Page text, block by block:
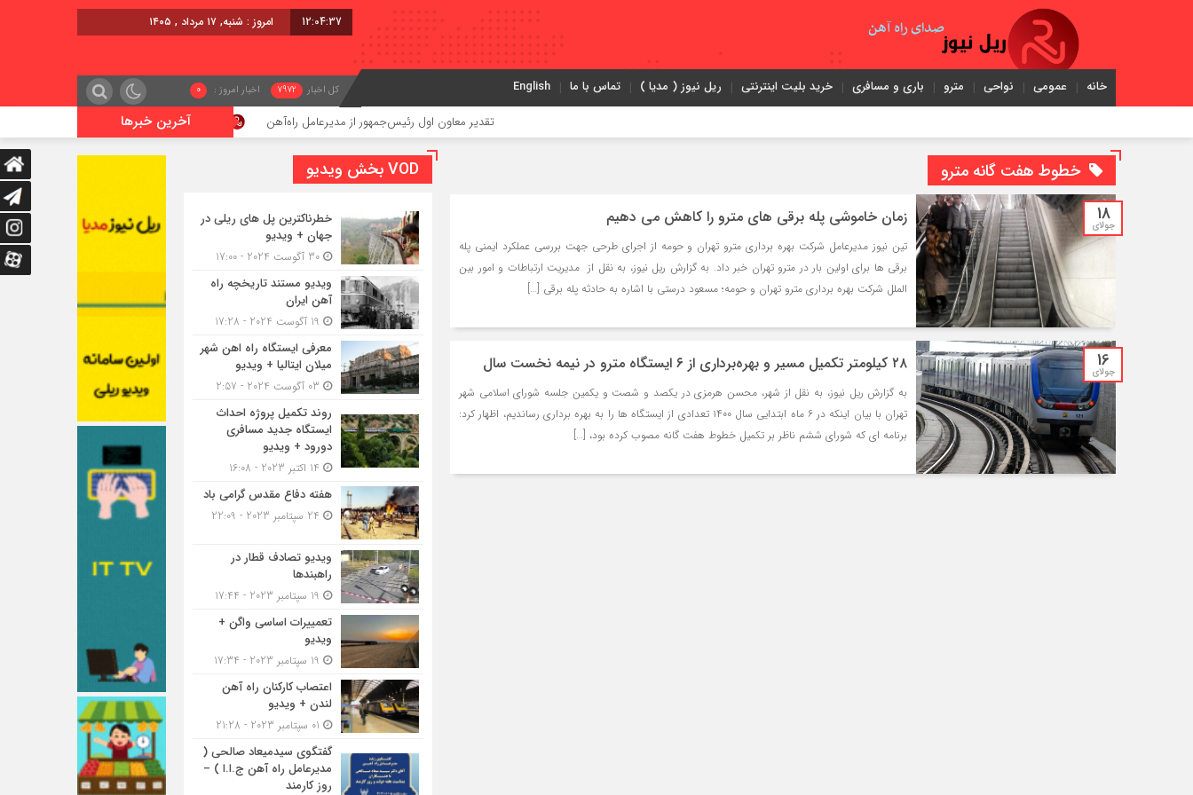
12:04:38 امروز : شنبه, ۱۷ مرداد , ۱۴۰۵
خانه عمومی نواحی مترو باری و مسافری خرید بلیت اینترنتی ریل نیوز ( مدیا ) تماس با ما English کل اخبار 7972 اخبار امروز : 0
آخرین خبرها تقدیر معاون اول رئیس‌جمهور از مدیرعامل راه‌آهن اعزام قطار فوق‌العاده کرمان – خرمشهر
خطوط هفت گانه مترو
18
جولای زمان خاموشی پله برقی های مترو را کاهش می دهیم
تین نیوز مدیرعامل شرکت بهره برداری مترو تهران و حومه از اجرای طرحی جهت بررسی عملکرد ایمنی پله
برقی ها برای اولین بار در مترو تهران خبر داد. به گزارش ریل نیوز، به نقل از مدیریت ارتباطات و امور بین
الملل شرکت بهره برداری مترو تهران و حومه؛ مسعود درستی با اشاره به حادثه پله برقی […]
16
جولای ۲۸ کیلومتر تکمیل مسیر و بهره‌برداری از ۶ ایستگاه مترو در نیمه نخست سال
به گزارش ریل نیوز، به نقل از شهر، محسن هرمزی در یکصد و شصت و یکمین جلسه شورای اسلامی شهر
تهران با بیان اینکه در ۶ ماه ابتدایی سال ۱۴۰۰ تعدادی از ایستگاه ها را به بهره برداری رساندیم، اظهار کرد:
برنامه ای که شورای ششم ناظر بر تکمیل خطوط هفت گانه مصوب کرده بود، […]
VOD بخش ویدیو
خطرناکترین پل های ریلی در
جهان + ویدیو
ویدیو مستند تاریخچه راه
آهن ایران
معرفی ایستگاه راه اهن شهر
میلان ایتالیا + ویدیو
روند تکمیل پروژه احداث
ایستگاه جدید مسافری
دورود + ویدیو
هفته دفاع مقدس گرامی باد
ویدیو تصادف قطار در
راهبندها
تعمییرات اساسی واگن +
ویدیو
اعتصاب کارکنان راه آهن
لندن + ویدیو
گفتگوی سیدمیعاد صالحی (
مدیرعامل راه آهن ج.ا.ا ) –
روز کارمند